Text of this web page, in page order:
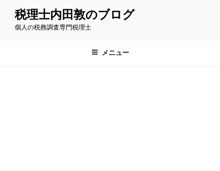
税理士内田敦のブログ
個人の税務調査専門税理士
メニュー